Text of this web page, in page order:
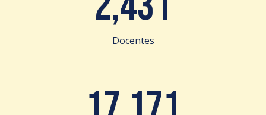
Docentes